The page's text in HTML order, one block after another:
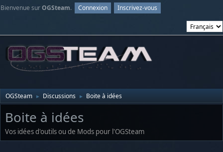
Bienvenue surOGSteam. Connexion Inscrivez-vous
OGSteam ► Discussions ► Boite à idées
Boite à idées
Vos idées d'outils ou de Mods pour l'OGSteam